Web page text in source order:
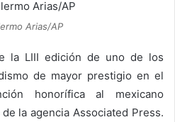
Arias/AP
la LIII edición de uno de los
de mayor prestigio en el
honorífica al mexicano
la agencia Associated Press.